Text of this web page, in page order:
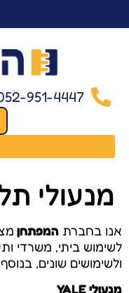
951-4447
מנעולי
אנו בחברת המפתחן
לשימוש ביתי, משרדי
ולשימושים שונים,
מנעולי YALE